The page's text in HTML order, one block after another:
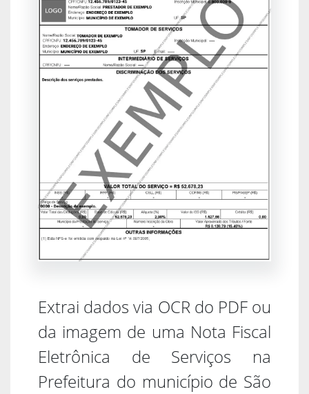
Extrai dados via OCR do PDF ou
da imagem de uma Nota Fiscal
Eletrônica de Serviços na
Prefeitura do município de São